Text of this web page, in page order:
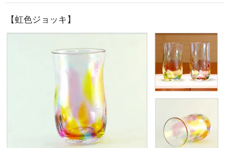
【虹色ジョッキ】